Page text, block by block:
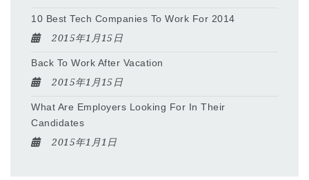
10 Best Tech Companies To Work For 2014
2015年1月15日
Back To Work After Vacation
2015年1月15日
What Are Employers Looking For In Their
Candidates
2015年1月1日